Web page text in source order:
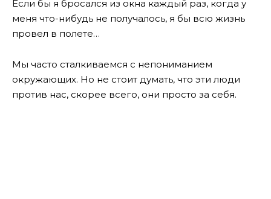
Если бы я бросался из окна каждый раз, когда у
меня что-нибудь не получалось, я бы всю жизнь
провел в полете…
Мы часто сталкиваемся с непониманием
окружающих. Но не стоит думать, что эти люди
против нас, скорее всего, они просто за себя.